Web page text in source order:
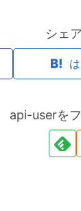
シェ
api-userを